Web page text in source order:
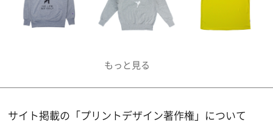
サイト掲載の「プリントデザイン著作権」について